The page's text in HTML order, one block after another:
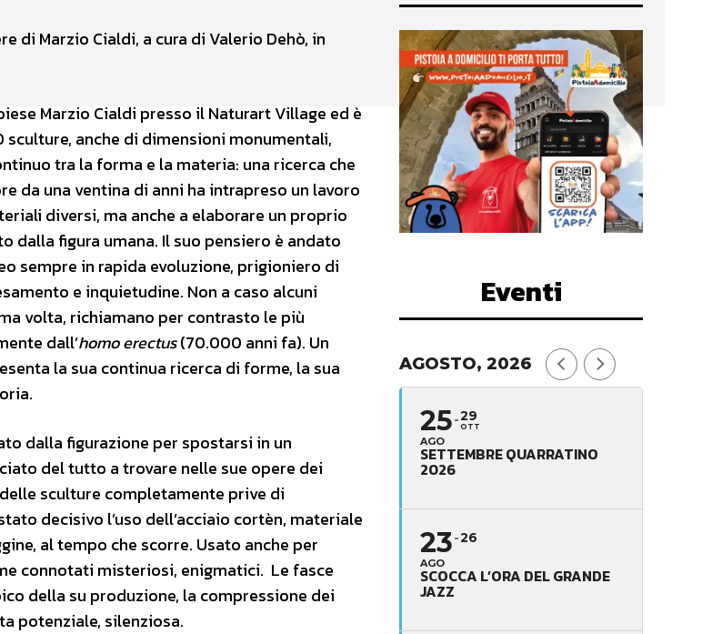
di Marzio Cialdi, a cura di Valerio Dehò, in
Marzio Cialdi presso il Naturart Village ed è
anche di dimensioni monumentali,
tra la forma e la materia: una ricerca che
da una ventina di anni ha intrapreso un lavoro
diversi, ma anche a elaborare un proprio
figura umana. Il suo pensiero è andato
sempre in rapida evoluzione, prigioniero di
e inquietudine. Non a caso alcuni
volta, richiamano per contrasto le più
dall’homo erectus(70.000 anni fa). Un
la sua continua ricerca di forme, la sua
dalla figurazione per spostarsi in un
del tutto a trovare nelle sue opere dei
sculture completamente prive di
decisivo l’uso dell’acciaio cortèn, materiale
al tempo che scorre. Usato anche per
connotati misteriosi, enigmatici. Le fasce
della su produzione, la compressione dei
potenziale, silenziosa.
Eventi
AGOSTO, 2026
25
AGO
29
OTT
SETTEMBRE QUARRATINO
2026
23
AGO
26
SCOCCA L’ORA DEL GRANDE
JAZZ